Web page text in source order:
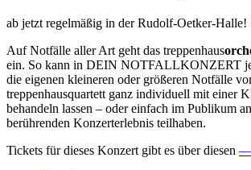
ab jetzt regelmäßig in der Rudolf-Oetker-Halle!
Auf Notfälle aller Art geht das treppenhaus
ein. So kann in DEIN NOTFALLKONZERT
die eigenen kleineren oder größeren Notfälle
treppenhausquartett ganz individuell mit einer
behandeln lassen – oder einfach im Publikum
berührenden Konzerterlebnis teilhaben.
Tickets für dieses Konzert gibt es über diesen